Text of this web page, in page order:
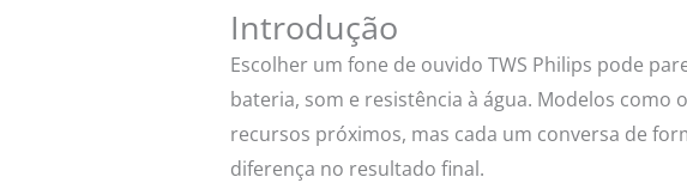
Introdução
Escolher um fone de ouvido TWS Philips pode
bateria, som e resistência à água. Modelos como o
recursos próximos, mas cada um conversa de
diferença no resultado final.